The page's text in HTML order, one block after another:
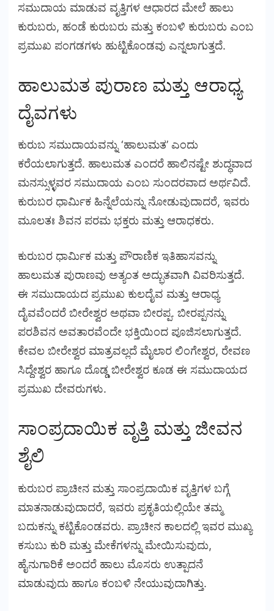
ಸಮುದಾಯ ಮಾಡುವ ವೃತ್ತಿಗಳ ಆಧಾರದ ಮೇಲೆ ಹಾಲು
ಕುರುಬರು, ಹಂಡೆ ಕುರುಬರು ಮತ್ತು ಕಂಬಳಿ ಕುರುಬರು ಎಂಬ
ಪ್ರಮುಖ ಪಂಗಡಗಳು ಹುಟ್ಟಿಕೊಂಡವು ಎನ್ನಲಾಗುತ್ತದೆ.
ಹಾಲುಮತ ಪುರಾಣ ಮತ್ತು ಆರಾಧ್ಯ
ದೈವಗಳು
ಕುರುಬ ಸಮುದಾಯವನ್ನು ‘ಹಾಲುಮತ’ ಎಂದು
ಕರೆಯಲಾಗುತ್ತದೆ. ಹಾಲುಮತ ಎಂದರೆ ಹಾಲಿನಷ್ಟೇ ಶುದ್ಧವಾದ
ಮನಸ್ಸುಳ್ಳವರ ಸಮುದಾಯ ಎಂಬ ಸುಂದರವಾದ ಅರ್ಥವಿದೆ.
ಕುರುಬರ ಧಾರ್ಮಿಕ ಹಿನ್ನೆಲೆಯನ್ನು ನೋಡುವುದಾದರೆ, ಇವರು
ಮೂಲತಃ ಶಿವನ ಪರಮ ಭಕ್ತರು ಮತ್ತು ಆರಾಧಕರು.
ಕುರುಬರ ಧಾರ್ಮಿಕ ಮತ್ತು ಪೌರಾಣಿಕ ಇತಿಹಾಸವನ್ನು
ಹಾಲುಮತ ಪುರಾಣವು ಅತ್ಯಂತ ಅದ್ಭುತವಾಗಿ ವಿವರಿಸುತ್ತದೆ.
ಈ ಸಮುದಾಯದ ಪ್ರಮುಖ ಕುಲದೈವ ಮತ್ತು ಆರಾಧ್ಯ
ದೈವವೆಂದರೆ ಬೀರೇಶ್ವರ ಅಥವಾ ಬೀರಪ್ಪ. ಬೀರಪ್ಪನನ್ನು
ಪರಶಿವನ ಅವತಾರವೆಂದೇ ಭಕ್ತಿಯಿಂದ ಪೂಜಿಸಲಾಗುತ್ತದೆ.
ಕೇವಲ ಬೀರೇಶ್ವರ ಮಾತ್ರವಲ್ಲದೆ ಮೈಲಾರ ಲಿಂಗೇಶ್ವರ, ರೇವಣ
ಸಿದ್ದೇಶ್ವರ ಹಾಗೂ ದೊಡ್ಡ ಬೀರೇಶ್ವರ ಕೂಡ ಈ ಸಮುದಾಯದ
ಪ್ರಮುಖ ದೇವರುಗಳು.
ಸಾಂಪ್ರದಾಯಿಕ ವೃತ್ತಿ ಮತ್ತು ಜೀವನ
ಶೈಲಿ
ಕುರುಬರ ಪ್ರಾಚೀನ ಮತ್ತು ಸಾಂಪ್ರದಾಯಿಕ ವೃತ್ತಿಗಳ ಬಗ್ಗೆ
ಮಾತನಾಡುವುದಾದರೆ, ಇವರು ಪ್ರಕೃತಿಯಲ್ಲಿಯೇ ತಮ್ಮ
ಬದುಕನ್ನು ಕಟ್ಟಿಕೊಂಡವರು. ಪ್ರಾಚೀನ ಕಾಲದಲ್ಲಿ ಇವರ ಮುಖ್ಯ
ಕಸುಬು ಕುರಿ ಮತ್ತು ಮೇಕೆಗಳನ್ನು ಮೇಯಿಸುವುದು,
ಹೈನುಗಾರಿಕೆ ಅಂದರೆ ಹಾಲು ಮೊಸರು ಉತ್ಪಾದನೆ
ಮಾಡುವುದು ಹಾಗೂ ಕಂಬಳಿ ನೇಯುವುದಾಗಿತ್ತು.